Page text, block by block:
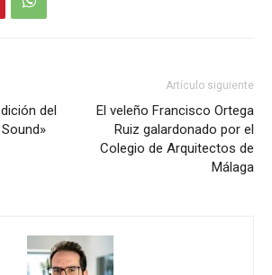
del
Artículo siguiente
El veleño Francisco Ortega
Ruiz galardonado por el
Colegio de Arquitectos de
Málaga